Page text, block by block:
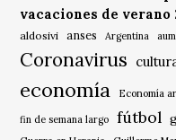
vacaciones de
aldosivi anses Argentina
Coronavirus
economía Economía
fin de semana largo fútbol